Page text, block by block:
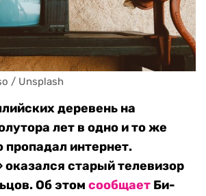
/ Unsplash
деревень на
лет в одно и то же
пропадал интернет.
старый телевизор
Об этом сообщает Би-